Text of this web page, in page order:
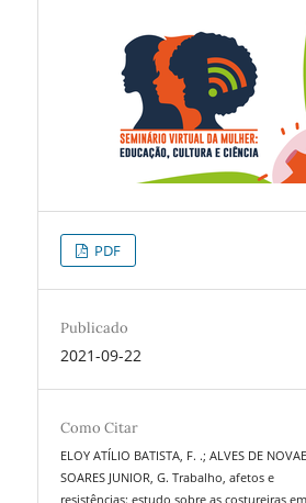
PDF
Publicado
2021-09-22
Como Citar
ELOY ATÍLIO BATISTA, F. .; ALVES DE
SOARES JUNIOR, G. Trabalho, afetos e
resistências: estudo sobre as costureiras